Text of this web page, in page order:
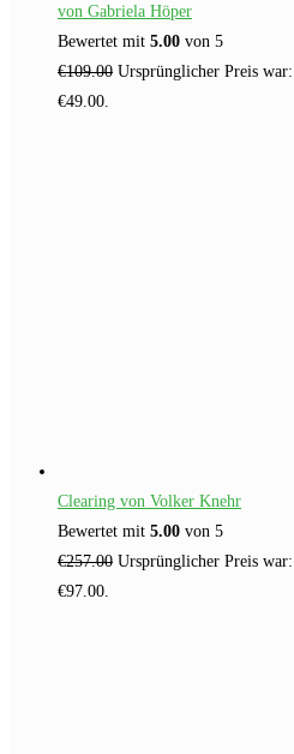
von Gabriela Höper
Bewertet mit 5.00 von 5
€109.00 Ursprünglicher Preis
€49.00.
Clearing von Volker Knehr
Bewertet mit 5.00 von 5
€257.00 Ursprünglicher Preis
€97.00.